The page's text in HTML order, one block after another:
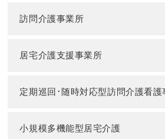
訪問介護事業所
居宅介護支援事業所
定期巡回･随時対応型訪問介護看護
小規模多機能型居宅介護